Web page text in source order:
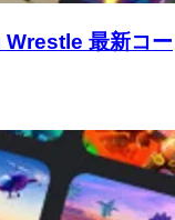
Wrestle 最新コー